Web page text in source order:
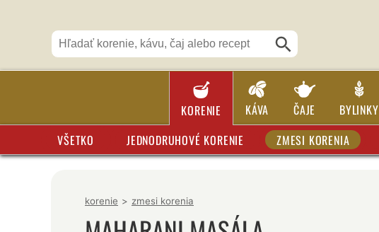
KORENIE KÁVA ČAJE BYLINKY
VŠETKO JEDNODRUHOVÉ KORENIE ZMESI KORENIA
korenie > zmesi korenia